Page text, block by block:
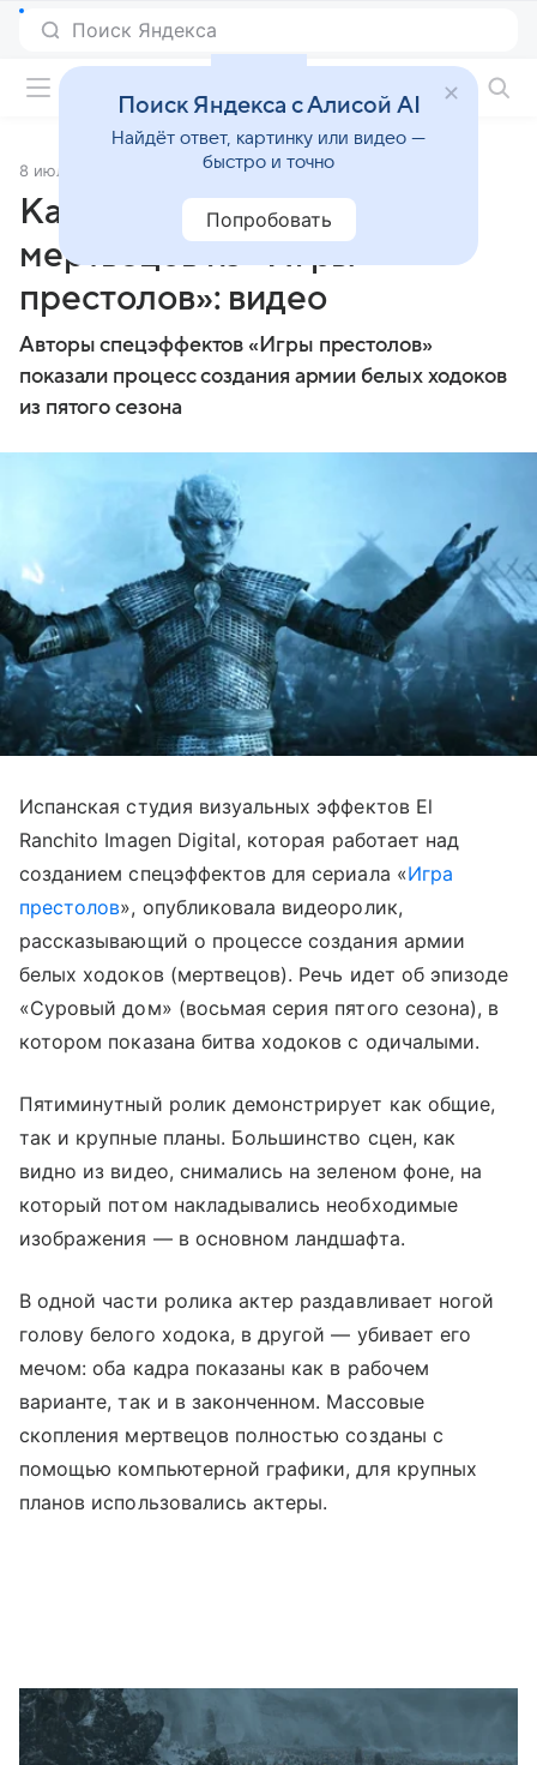
8 июля 2015 Источник:Lenta.Ru
Как создавалась армия
мертвецов из «Игры
престолов»: видео
Авторы спецэффектов «Игры престолов»
показали процесс создания армии белых ходоков
из пятого сезона
Испанская студия визуальных эффектов El
Ranchito Imagen Digital, которая работает над
созданием спецэффектов для сериала «Игра
престолов», опубликовала видеоролик,
рассказывающий о процессе создания армии
белых ходоков (мертвецов). Речь идет об эпизоде
«Суровый дом» (восьмая серия пятого сезона), в
котором показана битва ходоков с одичалыми.
Пятиминутный ролик демонстрирует как общие,
так и крупные планы. Большинство сцен, как
видно из видео, снимались на зеленом фоне, на
который потом накладывались необходимые
изображения — в основном ландшафта.
В одной части ролика актер раздавливает ногой
голову белого ходока, в другой — убивает его
мечом: оба кадра показаны как в рабочем
варианте, так и в законченном. Массовые
скопления мертвецов полностью созданы с
помощью компьютерной графики, для крупных
планов использовались актеры.
Поиск Яндекса с Алисой AI
Найдёт ответ, картинку или видео —
быстро и точно
Попробовать